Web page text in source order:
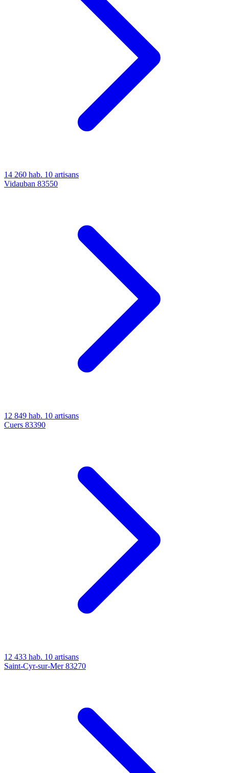
14 260 hab. 10 artisans
Vidauban 83550
12 849 hab. 10 artisans
Cuers 83390
12 433 hab. 10 artisans
Saint-Cyr-sur-Mer 83270